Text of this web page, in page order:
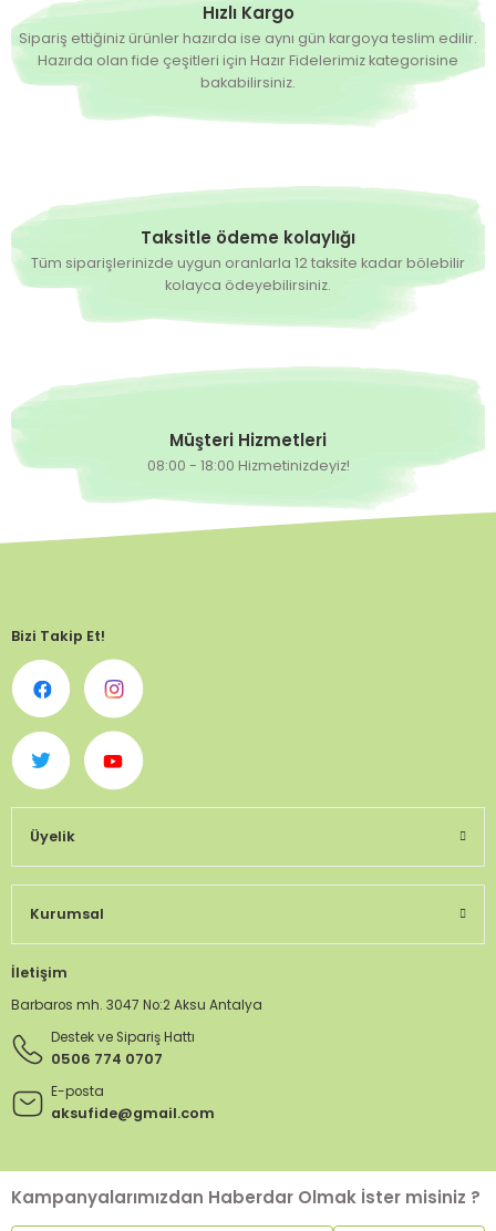
Hızlı Kargo
Sipariş ettiğiniz ürünler hazırda ise aynı gün kargoya teslim edilir.
Hazırda olan fide çeşitleri için Hazır Fidelerimiz kategorisine
bakabilirsiniz.
Taksitle ödeme kolaylığı
Tüm siparişlerinizde uygun oranlarla 12 taksite kadar bölebilir
kolayca ödeyebilirsiniz.
Müşteri Hizmetleri
08:00 - 18:00 Hizmetinizdeyiz!
Bizi Takip Et!
Üyelik
Kurumsal
İletişim
Barbaros mh. 3047 No:2 Aksu Antalya
Destek ve Sipariş Hattı
0506 774 0707
E-posta
aksufide@gmail.com
Kampanyalarımızdan Haberdar Olmak İster misiniz ?